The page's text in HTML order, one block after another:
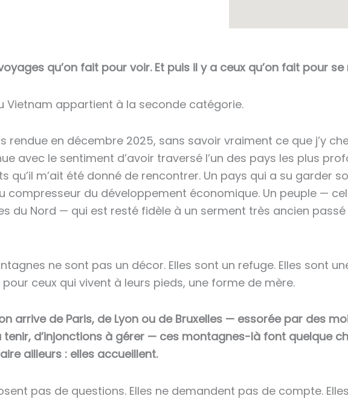
qu’on fait pour voir. Et puis il y a ceux qu’on fait pour
Vietnam appartient à la seconde catégorie.
rendue en décembre 2025, sans savoir vraiment ce que j’y
avec le sentiment d’avoir traversé l’un des pays les plus
qu’il m’ait été donné de rencontrer. Un pays qui a su garder
compresseur du développement économique. Un peuple —
du Nord — qui est resté fidèle à un serment très ancien passé
ne sont pas un décor. Elles sont un refuge. Elles sont
pour ceux qui vivent à leurs pieds, une forme de mère.
arrive de Paris, de Lyon ou de Bruxelles — essorée par des
tenir, d’injonctions à gérer — ces montagnes-là font quelque
ailleurs : elles accueillent.
pas de questions. Elles ne demandent pas de compte.